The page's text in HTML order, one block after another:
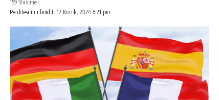
Përditësimi i fundit: 17 Korrik, 2024 6:21 pm
159 Shikime